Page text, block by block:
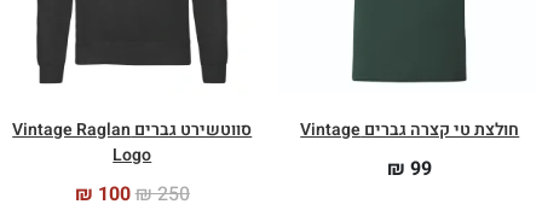
חולצת טי קצרה גברים Vintage
₪99
סווטשירט גברים Vintage Raglan
Logo
₪250
₪ 100